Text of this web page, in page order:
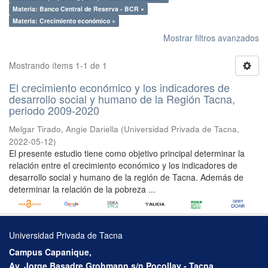
Materia: Banco Central de Reserva - BCR ×
Materia: Crecimiento económico ×
Mostrar filtros avanzados
Mostrando ítems 1-1 de 1
El crecimiento económico y los indicadores de
desarrollo social y humano de la Región Tacna,
periodo 2009-2020
Melgar Tirado, Angie Dariella (Universidad Privada de Tacna,
2022-05-12)
El presente estudio tiene como objetivo principal determinar la
relación entre el crecimiento económico y los indicadores de
desarrollo social y humano de la región de Tacna. Además de
determinar la relación de la pobreza ...
Universidad Privada de Tacna
Campus Capanique,